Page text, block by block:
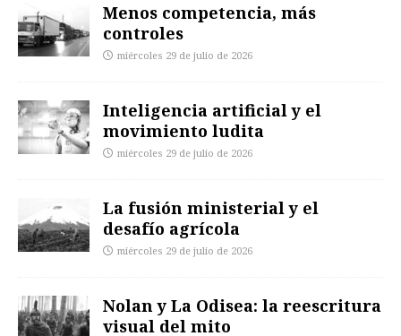
Menos competencia, más
controles
miércoles 29 de julio de 2026
Inteligencia artificial y el
movimiento ludita
miércoles 29 de julio de 2026
La fusión ministerial y el
desafío agrícola
miércoles 29 de julio de 2026
Nolan y La Odisea: la reescritura
visual del mito